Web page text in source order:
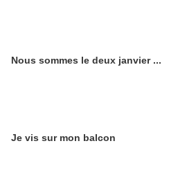
Nous sommes le deux janvier ...
Je vis sur mon balcon